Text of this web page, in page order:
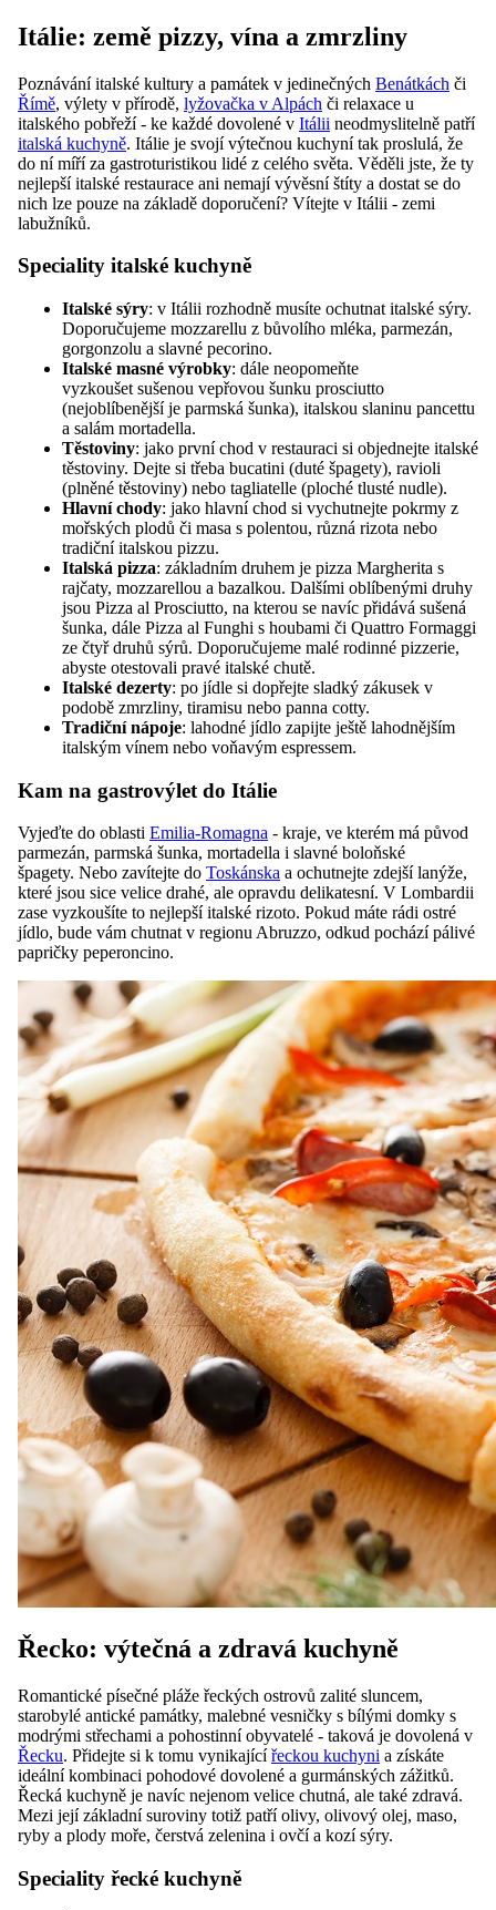
Itálie: země pizzy, vína a zmrzliny
Poznávání italské kultury a památek v jedinečných Benátkách či
Římě, výlety v přírodě, lyžovačka v Alpách či relaxace u
italského pobřeží - ke každé dovolené v Itálii neodmyslitelně patří
italská kuchyně. Itálie je svojí výtečnou kuchyní tak proslulá, že
do ní míří za gastroturistikou lidé z celého světa. Věděli jste, že ty
nejlepší italské restaurace ani nemají vývěsní štíty a dostat se do
nich lze pouze na základě doporučení? Vítejte v Itálii - zemi
labužníků.
Speciality italské kuchyně
Italské sýry: v Itálii rozhodně musíte ochutnat italské sýry.
Doporučujeme mozzarellu z bůvolího mléka, parmezán,
gorgonzolu a slavné pecorino.
Italské masné výrobky: dále neopomeňte
vyzkoušet sušenou vepřovou šunku prosciutto
(nejoblíbenější je parmská šunka), italskou slaninu pancettu
a salám mortadella.
Těstoviny: jako první chod v restauraci si objednejte italské
těstoviny. Dejte si třeba bucatini (duté špagety), ravioli
(plněné těstoviny) nebo tagliatelle (ploché tlusté nudle).
Hlavní chody: jako hlavní chod si vychutnejte pokrmy z
mořských plodů či masa s polentou, různá rizota nebo
tradiční italskou pizzu.
Italská pizza: základním druhem je pizza Margherita s
rajčaty, mozzarellou a bazalkou. Dalšími oblíbenými druhy
jsou Pizza al Prosciutto, na kterou se navíc přidává sušená
šunka, dále Pizza al Funghi s houbami či Quattro Formaggi
ze čtyř druhů sýrů. Doporučujeme malé rodinné pizzerie,
abyste otestovali pravé italské chutě.
Italské dezerty: po jídle si dopřejte sladký zákusek v
podobě zmrzliny, tiramisu nebo panna cotty.
Tradiční nápoje: lahodné jídlo zapijte ještě lahodnějším
italským vínem nebo voňavým espressem.
Kam na gastrovýlet do Itálie
Vyjeďte do oblasti Emilia-Romagna - kraje, ve kterém má původ
parmezán, parmská šunka, mortadella i slavné boloňské
špagety. Nebo zavítejte do Toskánska a ochutnejte zdejší lanýže,
které jsou sice velice drahé, ale opravdu delikatesní. V Lombardii
zase vyzkoušíte to nejlepší italské rizoto. Pokud máte rádi ostré
jídlo, bude vám chutnat v regionu Abruzzo, odkud pochází pálivé
papričky peperoncino.
Řecko: výtečná a zdravá kuchyně
Romantické písečné pláže řeckých ostrovů zalité sluncem,
starobylé antické památky, malebné vesničky s bílými domky s
modrými střechami a pohostinní obyvatelé - taková je dovolená v
Řecku. Přidejte si k tomu vynikajícířeckou kuchyni a získáte
ideální kombinaci pohodové dovolené a gurmánských zážitků.
Řecká kuchyně je navíc nejenom velice chutná, ale také zdravá.
Mezi její základní suroviny totiž patří olivy, olivový olej, maso,
ryby a plody moře, čerstvá zelenina i ovčí a kozí sýry.
Speciality řecké kuchyně